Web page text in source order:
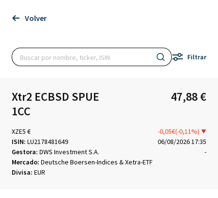
Volver
Filtrar
Xtr2 ECBSD SPUE
1CC
47,88 €
XZE5 €
-0,05€(-0,11%)
ISIN: LU2178481649
06/08/2026 17:35
Gestora: DWS Investment S.A.
-
Mercado: Deutsche Boersen-Indices & Xetra-ETF
Divisa: EUR